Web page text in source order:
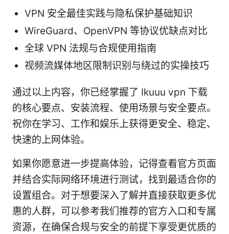
VPN 安全最佳实践与隐私保护基础知识
WireGuard、OpenVPN 等协议优缺点对比
全球 VPN 法规与合规使用指南
视频流媒体地区限制识别与绕过的实操技巧
通过以上内容，你已经掌握了 Ikuuu vpn 下载
的核心要点、安装流程、使用场景与安全要点。
祝你在学习、工作和娱乐上获得更安全、稳定、
快速的上网体验。
如果你愿意进一步提高体验，记得查看官方页面
并结合实际网络环境进行测试，找到最适合你的
设置组合。对于想要深入了解并直接获取更多优
惠的人群，可以参考我们推荐的官方入口和专属
资源，在确保合规与安全的前提下享受更优质的